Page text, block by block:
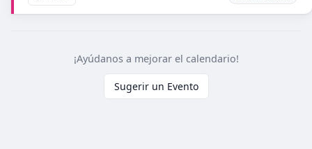
¡Ayúdanos a mejorar el calendario!
Sugerir un Evento